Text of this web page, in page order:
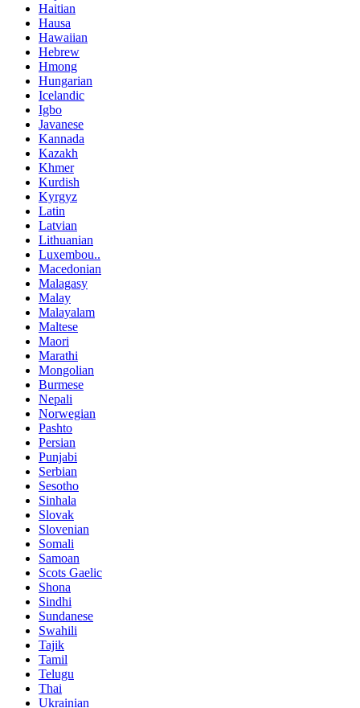
Haitian
Hausa
Hawaiian
Hebrew
Hmong
Hungarian
Icelandic
Igbo
Javanese
Kannada
Kazakh
Khmer
Kurdish
Kyrgyz
Latin
Latvian
Lithuanian
Luxembou..
Macedonian
Malagasy
Malay
Malayalam
Maltese
Maori
Marathi
Mongolian
Burmese
Nepali
Norwegian
Pashto
Persian
Punjabi
Serbian
Sesotho
Sinhala
Slovak
Slovenian
Somali
Samoan
Scots Gaelic
Shona
Sindhi
Sundanese
Swahili
Tajik
Tamil
Telugu
Thai
Ukrainian